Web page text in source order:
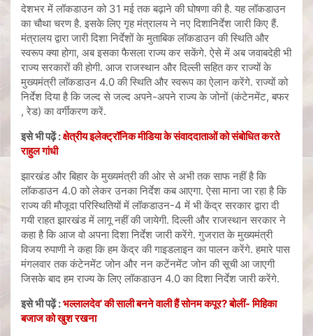
देशभर में लॉकडाउन को 31 मई तक बढ़ाने की घोषणा की है. यह लॉकडाउन
का चौथा चरण है. इसके लिए गृह मंत्रालय ने नए दिशानिर्देश जारी किए हैं.
मंत्रालय द्वारा जारी दिशा निर्देशों के मुताबिक लॉकडाउन की स्थिति और
स्वरूप क्या होगा, अब इसका फैसला राज्य कर सकेंगे. ऐसे में अब जवाबदेही भी
राज्य सरकारों की होगी. आज राजस्थान और दिल्ली सहित कर राज्यों के
मुख्यमंत्री लॉकडाउन 4.0 की स्थिति और स्वरूप का ऐलान करेंगे. राज्यों को
निर्देश दिया है कि जल्द से जल्द अपने-अपने राज्य के जोनों (कंटेनमेंट, बफर
, रेड) का वर्गीकरण करें.
इसे भी पढ़ें :क्षेत्रीय इलेक्ट्रॉनिक मीडिया के संवाददाताओं को संबोधित करते
राहुल गांधी
झारखंड और बिहार के मुख्यमंत्री की ओर से अभी तक साफ नहीं है कि
लॉकडाउन 4.0 को लेकर उनका निर्देश कब आएगा. ऐसा माना जा रहा है कि
राज्य की मौजूदा परिस्थितियों में लॉकडाउन-4 में भी केंद्र सरकार द्वारा दी
गयी राहत झारखंड में लागू नहीं की जायेगी. दिल्ली और राजस्थान सरकार ने
कहा है कि आज वो अपना दिशा निर्देश जारी करेंगे. गुजरात के मुख्यमंत्री
विजय रुपाणी ने कहा कि हम केंद्र की गाइडलाइन का पालन करेंगे. हमारे पास
मंगलवार तक कंटेनमेंट जोन और नन कटेंनमेंट जोन की सूची आ जाएगी
जिसके बाद हम राज्य के लिए लॉकडाउन 4.0 का दिशा निर्देश जारी करेंगे.
इसे भी पढ़ें :भल्‍लालदेव’ की साली बनने वाली हैं सोनम कपूर? बोलीं- मिहिका
बजाज को खुश रखना